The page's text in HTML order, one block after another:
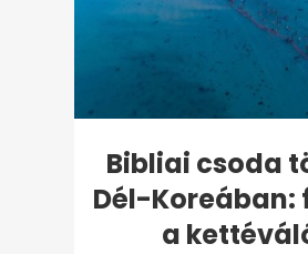
Bibliai csoda
Dél-Koreában:
a